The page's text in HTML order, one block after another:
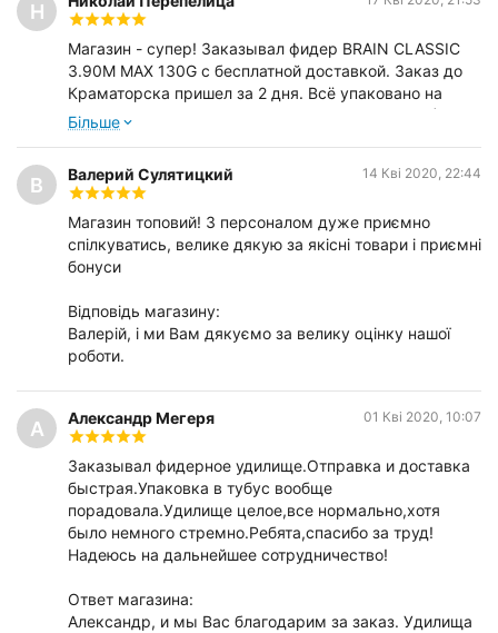
Н
Магазин - супер! Заказывал фидер BRAIN CLASSIC
3.90M MAX 130G с бесплатной доставкой. Заказ до
Краматорска пришел за 2 дня. Всё упаковано на
высшем уровне в тубус (танком ездить можно!),
документация (фирменный чек-заказ и гарантийный
Менеджер Александр подробнейшим образом
ответил на все вопросы по товару, а их было не
мало. Давно не встречал такого сервиса "на теренах
неньки України". Сделал предзаказ еще на КАРП-
ФИДЕР BRAIN APEX DOUBLE 3.9M 3.5LBS/MAX 150G,
пообещал сообщить, как только он появится,
надеюсь, так и будет. Всем советую этот магазин
однозначно.
Николай Петрович, спасибо за высокую оценку
нашей работы. Приятно :) Да, предзаказ оформлен. В
ближайшие дня я с Вами свяжусь.
Бiльше
В Валерий Сулятицкий 14 Кві 2020, 22:44
Магазин топовий! З персоналом дуже приємно
спілкуватись, велике дякую за якісні товари і приємні
бонуси
Відповідь магазину:
Валерій, і ми Вам дякуємо за велику оцінку нашої
роботи.
А Александр Мегеря 01 Кві 2020, 10:07
Заказывал фидерное удилище.Отправка и доставка
быстрая.Упаковка в тубус вообще
порадовала.Удилище целое,все нормально,хотя
было немного стремно.Ребята,спасибо за труд!
Надеюсь на дальнейшее сотрудничество!
Ответ магазина:
Александр, и мы Вас благодарим за заказ. Удилища